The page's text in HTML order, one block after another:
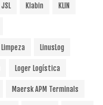
JSL Klabin KLIN
Limpeza LinusLog
Loger Logística
Maersk APM Terminals